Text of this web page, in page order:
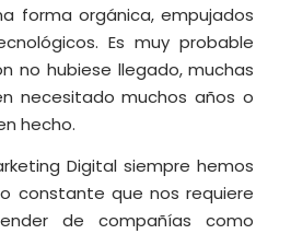
forma orgánica, empujados
Es muy probable
no hubiese llegado, muchas
necesitado muchos años o
hecho.
Digital siempre hemos
constante que nos requiere
de compañías como